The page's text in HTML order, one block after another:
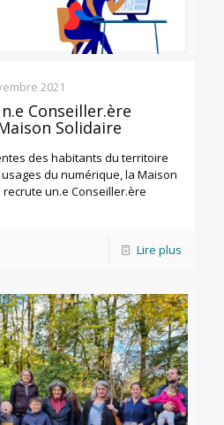
2021
Conseiller.ère
Solidaire
des habitants du territoire
du numérique, la Maison
un.e Conseiller.ère
Lire plus